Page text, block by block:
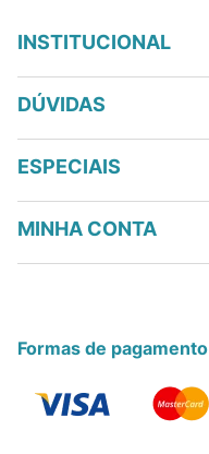
INSTITUCIONAL
DÚVIDAS
ESPECIAIS
MINHA CONTA
Formas de pagamento